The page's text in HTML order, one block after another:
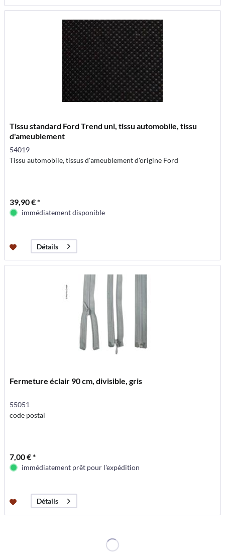
Tissu standard Ford Trend uni, tissu automobile, tissu
d'ameublement
54019
Tissu automobile, tissus d'ameublement d'origine Ford
39,90 € *
immédiatement disponible
Détails
Fermeture éclair 90 cm, divisible, gris
55051
code postal
7,00 € *
immédiatement prêt pour l'expédition
Détails